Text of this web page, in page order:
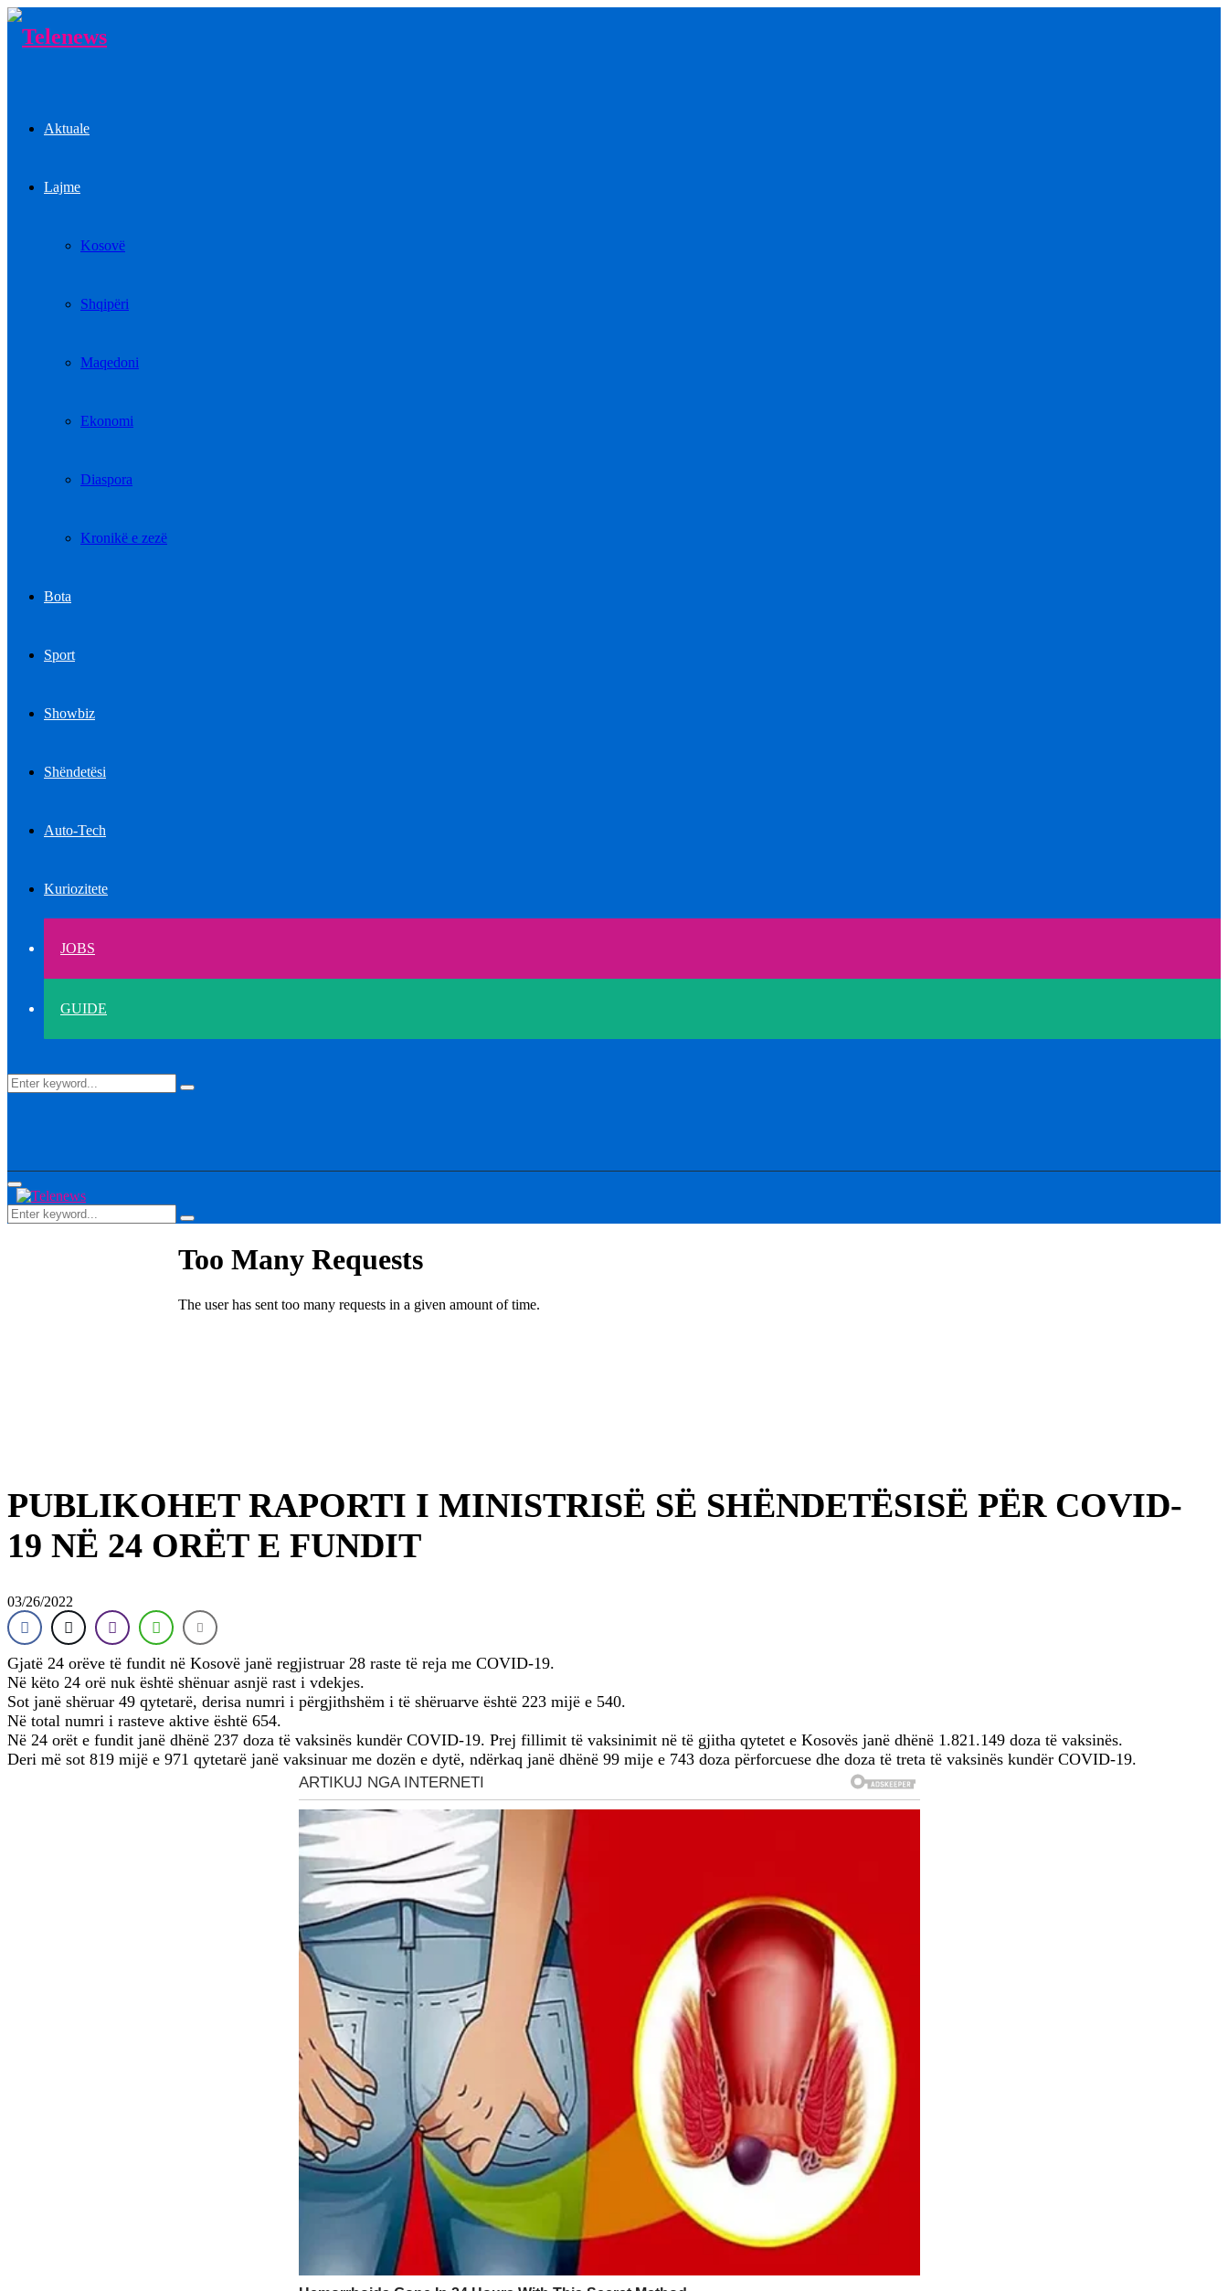
Aktuale
Lajme
Kosovë
Shqipëri
Maqedoni
Ekonomi
Diaspora
Kronikë e zezë
Bota
Sport
Showbiz
Shëndetësi
Auto-Tech
Kuriozitete
JOBS
GUIDE
Search
Search
Primary
Menu
Search
for:
Search
PUBLIKOHET RAPORTI I MINISTRISË SË SHËNDETËSISË PËR COVID-
19 NË 24 ORËT E FUNDIT
03/26/2022
Gjatë 24 orëve të fundit në Kosovë janë regjistruar 28 raste të reja me COVID-19.
Në këto 24 orë nuk është shënuar asnjë rast i vdekjes.
Sot janë shëruar 49 qytetarë, derisa numri i përgjithshëm i të shëruarve është 223 mijë e 540.
Në total numri i rasteve aktive është 654.
Në 24 orët e fundit janë dhënë 237 doza të vaksinës kundër COVID-19. Prej fillimit të vaksinimit në të gjitha qytetet e Kosovës janë dhënë 1.821.149 doza të vaksinës.
Deri më sot 819 mijë e 971 qytetarë janë vaksinuar me dozën e dytë, ndërkaq janë dhënë 99 mije e 743 doza përforcuese dhe doza të treta të vaksinës kundër COVID-19.